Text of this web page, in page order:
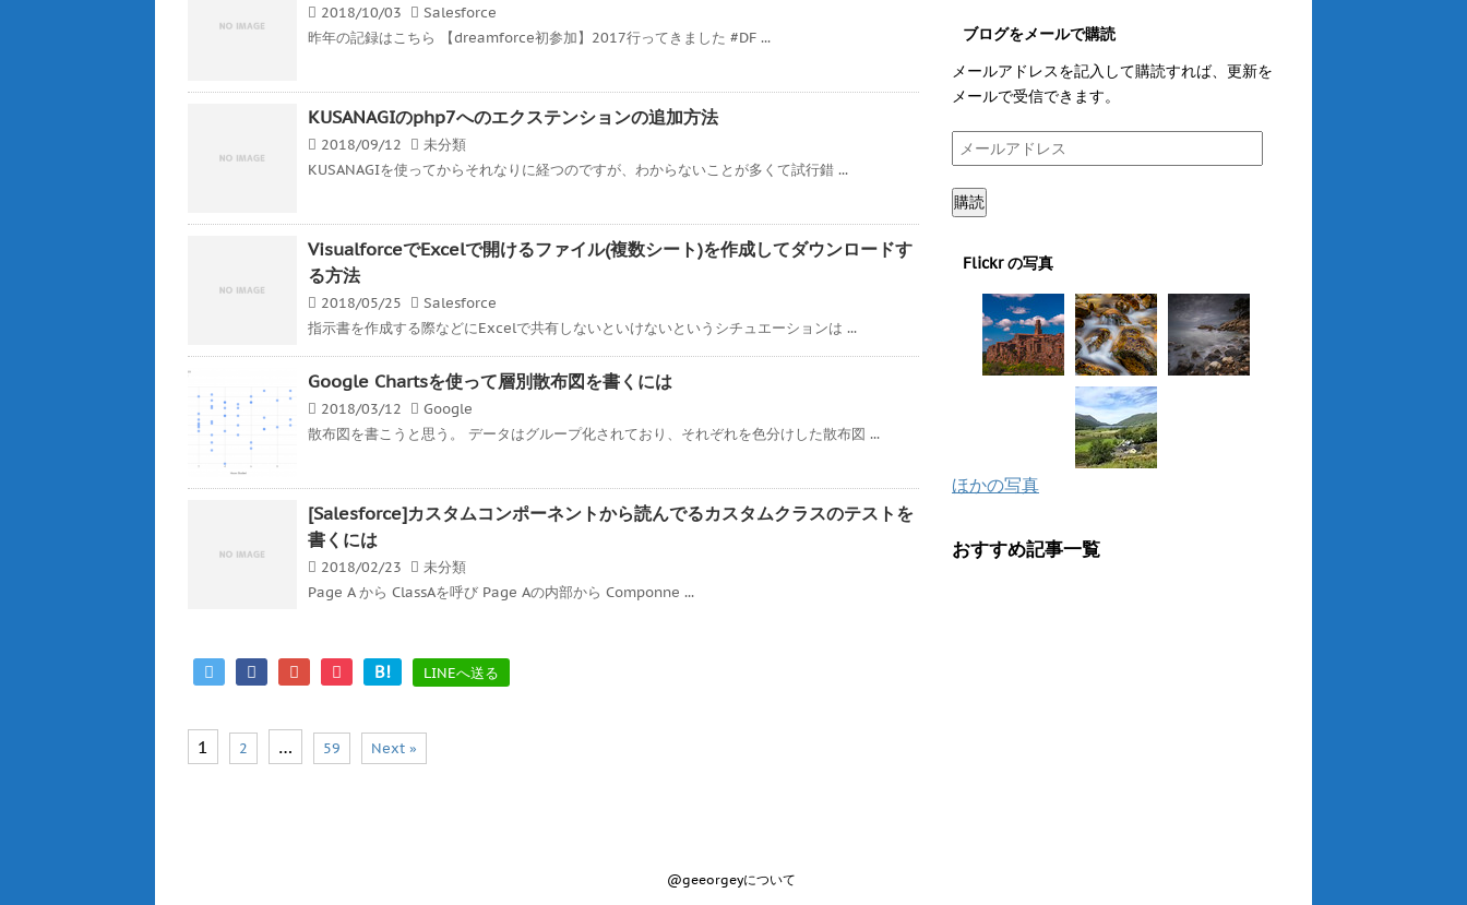
2018/10/03
Salesforce
昨年の記録はこちら 【dreamforce初参加】2017行ってきました #DF ...
KUSANAGIのphp7へのエクステンションの追加方法
2018/09/12
未分類
KUSANAGIを使ってからそれなりに経つのですが、わからないことが多くて試行錯 ...
VisualforceでExcelで開けるファイル(複数シート)を作成してダウンロードす
る方法
2018/05/25
Salesforce
指示書を作成する際などにExcelで共有しないといけないというシチュエーションは ...
Google Chartsを使って層別散布図を書くには
2018/03/12
Google
散布図を書こうと思う。 データはグループ化されており、それぞれを色分けした散布図 ...
[Salesforce]カスタムコンポーネントから読んでるカスタムクラスのテストを
書くには
2018/02/23
未分類
Page A から ClassAを呼び Page Aの内部から Componne ...
B! LINEへ送る
1 2 … 59 Next »
ブログをメールで購読
メールアドレスを記入して購読すれば、更新を
メールで受信できます。
メ
ー
ル
ア
レ
購読
Flickr の写真
ほかの写真
おすすめ記事一覧
@geeorgeyについて